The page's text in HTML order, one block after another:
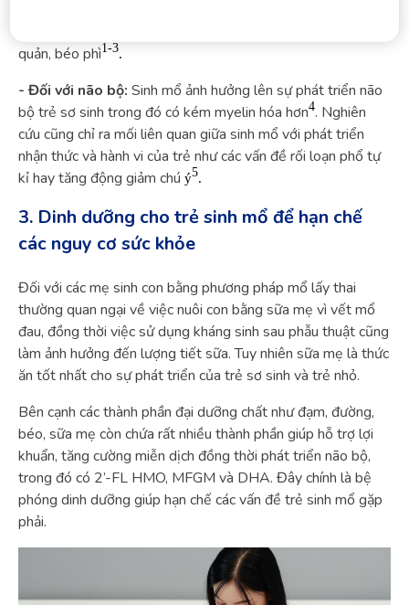
quản, béo phì1-3.
- Đối với não bộ: Sinh mổ ảnh hưởng lên sự phát triển não
bộ trẻ sơ sinh trong đó có kém myelin hóa hơn4. Nghiên
cứu cũng chỉ ra mối liên quan giữa sinh mổ với phát triển
nhận thức và hành vi của trẻ như các vấn đề rối loạn phổ tự
kỉ hay tăng động giảm chú ý5.
3. Dinh dưỡng cho trẻ sinh mổ để hạn chế
các nguy cơ sức khỏe
Đối với các mẹ sinh con bằng phương pháp mổ lấy thai
thường quan ngại về việc nuôi con bằng sữa mẹ vì vết mổ
đau, đồng thời việc sử dụng kháng sinh sau phẫu thuật cũng
làm ảnh hưởng đến lượng tiết sữa. Tuy nhiên sữa mẹ là thức
ăn tốt nhất cho sự phát triển của trẻ sơ sinh và trẻ nhỏ.
Bên cạnh các thành phần đại dưỡng chất như đạm, đường,
béo, sữa mẹ còn chứa rất nhiều thành phần giúp hỗ trợ lợi
khuẩn, tăng cường miễn dịch đồng thời phát triển não bộ,
trong đó có 2’-FL HMO, MFGM và DHA. Đây chính là bệ
phóng dinh dưỡng giúp hạn chế các vấn đề trẻ sinh mổ gặp
phải.